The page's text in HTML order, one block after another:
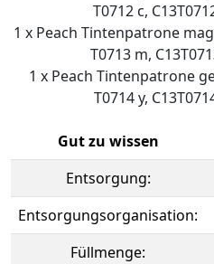
T0712 c,
1 x Peach Tintenpatrone
T0713 m,
1 x Peach Tintenpatrone
T0714 y,
Gut zu wissen
Entsorgung:
Entsorgungsorganisation:
Füllmenge: